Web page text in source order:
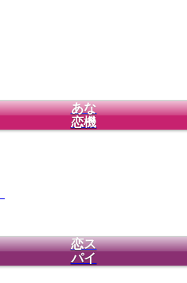
あな
恋機
恋ス
パイ